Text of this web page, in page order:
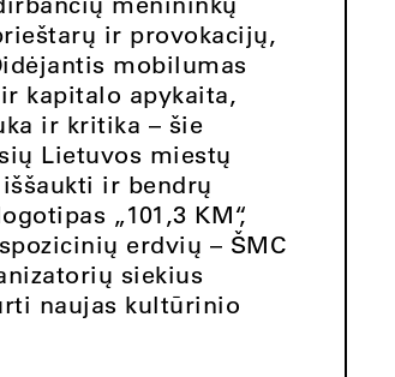
ir provokacijų,
mobilumas
kapitalo apykaita,
ir kritika – šie
Lietuvos miestų
ir bendrų
„101,3 KM“,
erdvių – ŠMC
siekius
naujas kultūrinio